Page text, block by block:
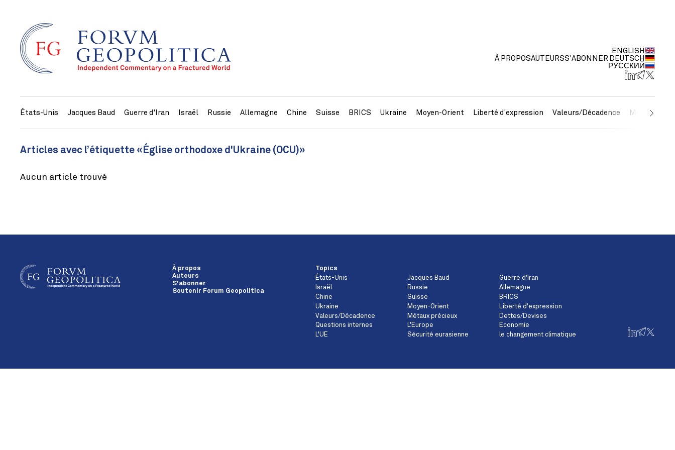
À PROPOSAUTEURSS'ABONNER
ENGLISH
DEUTSCH
РУССКИЙ
États-Unis Jacques Baud Guerre d'Iran Israël Russie Allemagne Chine Suisse BRICS Ukraine Moyen-Orient Liberté d'expression Valeurs/Décadence Métaux
Articles avec l’étiquette «Église orthodoxe d'Ukraine (OCU)»
Aucun article trouvé
À propos
Auteurs
S'abonner
Soutenir Forum Geopolitica
Topics
États-Unis
Jacques Baud
Guerre d'Iran
Israël
Russie
Allemagne
Chine
Suisse
BRICS
Ukraine
Moyen-Orient
Liberté d'expression
Valeurs/Décadence
Métaux précieux
Dettes/Devises
Questions internes
L'Europe
Economie
L'UE
Sécurité eurasienne le changement climatique